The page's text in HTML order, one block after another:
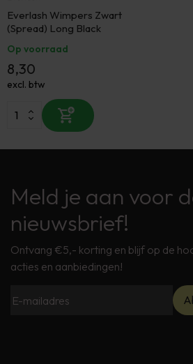
Everlash Wimpers Zwart
(Spread) Long Black
Op voorraad
8,30
excl. btw
Meld je aan voor
nieuwsbrief!
Ontvang €5,- korting en blijf op de
acties en aanbiedingen!